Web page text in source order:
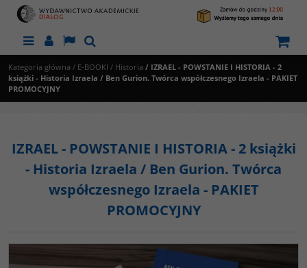
MenuPanelLangSzukaj
Kategoria główna / E-BOOKI / Historia / IZRAEL - POWSTANIE I HISTORIA - 2
książki - Historia Izraela / Ben Gurion. Twórca współczesnego Izraela - PAKIET
PROMOCYJNY
IZRAEL - POWSTANIE I HISTORIA - 2 książki
- Historia Izraela / Ben Gurion. Twórca
współczesnego Izraela - PAKIET
PROMOCYJNY